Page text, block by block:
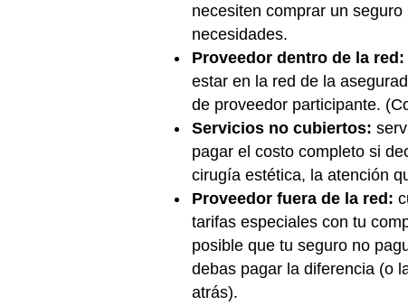
necesiten comprar un
necesidades.
Proveedor dentro de la red:
estar en la red de la
de proveedor participante.
Servicios no cubiertos:
pagar el costo completo si
cirugía estética, la atención
Proveedor fuera de la red:
tarifas especiales con tu
posible que tu seguro no
debas pagar la diferencia (o
atrás).